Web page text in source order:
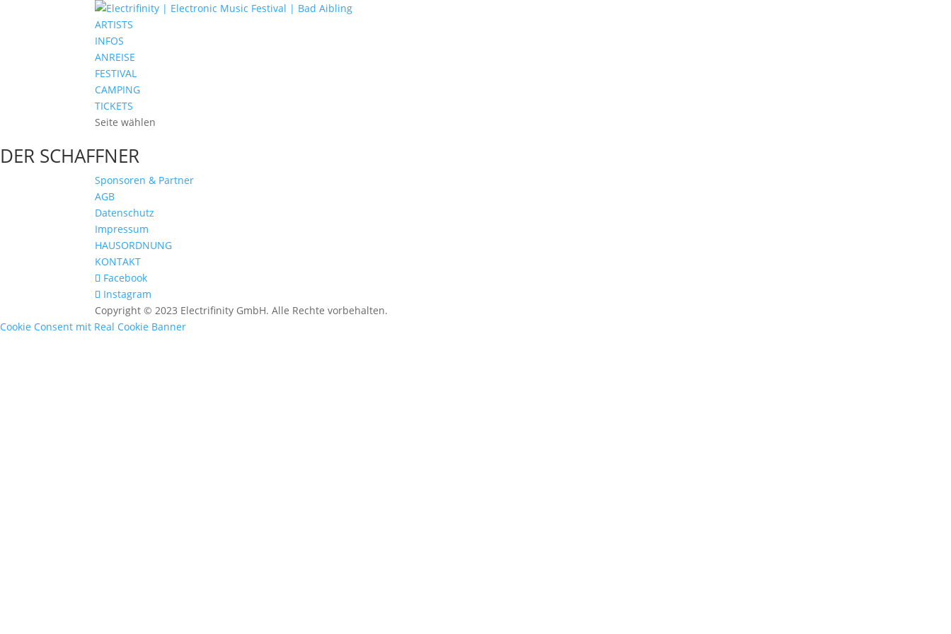
ARTISTS
INFOS
ANREISE
FESTIVAL
CAMPING
TICKETS
Seite wählen
DER SCHAFFNER
Sponsoren & Partner
AGB
Datenschutz
Impressum
HAUSORDNUNG
KONTAKT
Facebook
Instagram
Copyright © 2023 Electrifinity GmbH. Alle Rechte vorbehalten.
Cookie Consent mit Real Cookie Banner